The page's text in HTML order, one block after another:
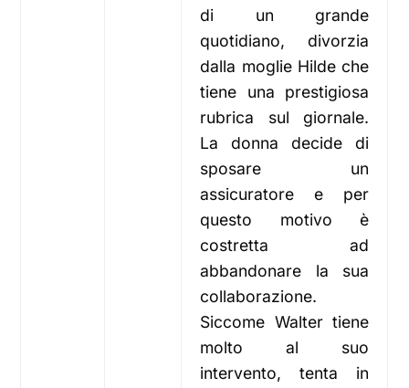
di un grande
quotidiano, divorzia
dalla moglie Hilde che
tiene una prestigiosa
rubrica sul giornale.
La donna decide di
sposare un
assicuratore e per
questo motivo è
costretta ad
abbandonare la sua
collaborazione.
Siccome Walter tiene
molto al suo
intervento, tenta in